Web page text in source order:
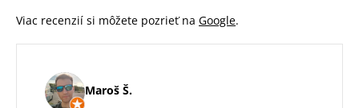
Viac recenzií si môžete pozrieť na Google.
Maroš Š.